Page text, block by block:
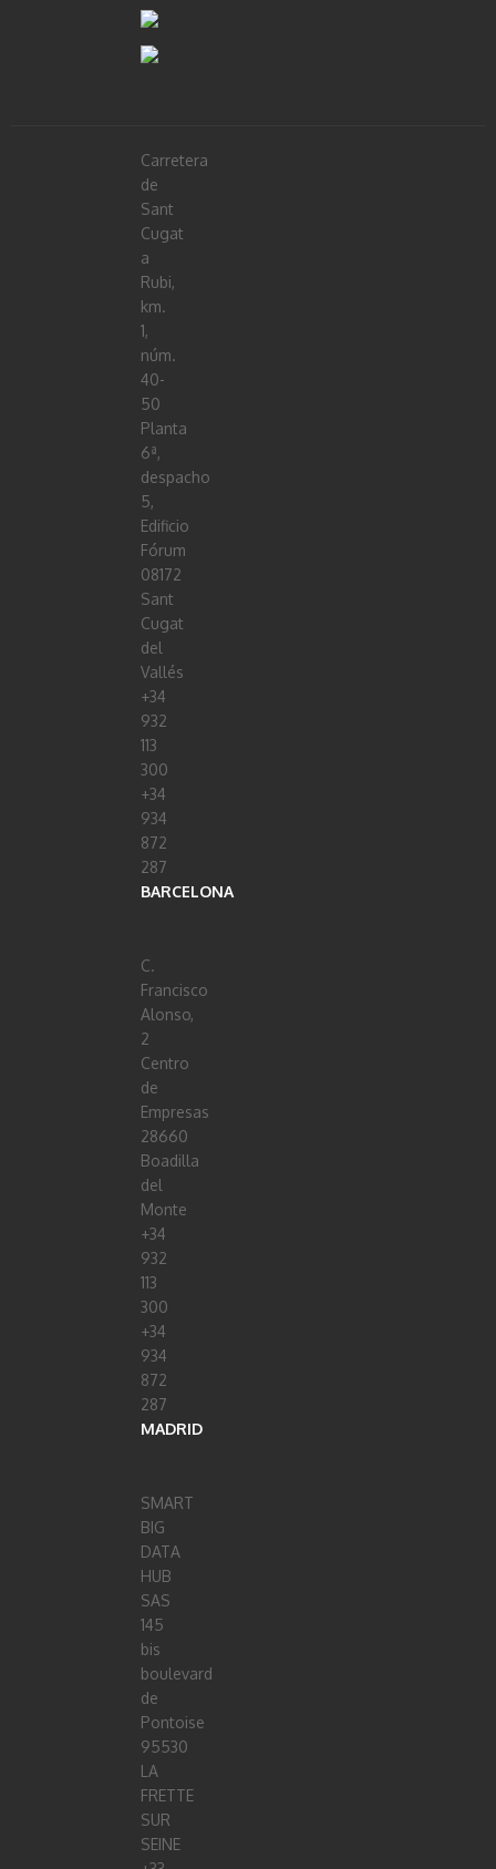
Carretera
de
Sant
Cugat
a
Rubi,
km.
1,
núm.
40-
50
Planta
6ª,
despacho
5,
Edificio
Fórum
08172
Sant
Cugat
del
Vallés
+34
932
113
300
+34
934
872
287
BARCELONA
C.
Francisco
Alonso,
2
Centro
de
Empresas
28660
Boadilla
del
Monte
+34
932
113
300
+34
934
872
287
MADRID
SMART
BIG
DATA
HUB
SAS
145
bis
boulevard
de
Pontoise
95530
LA
FRETTE
SUR
SEINE